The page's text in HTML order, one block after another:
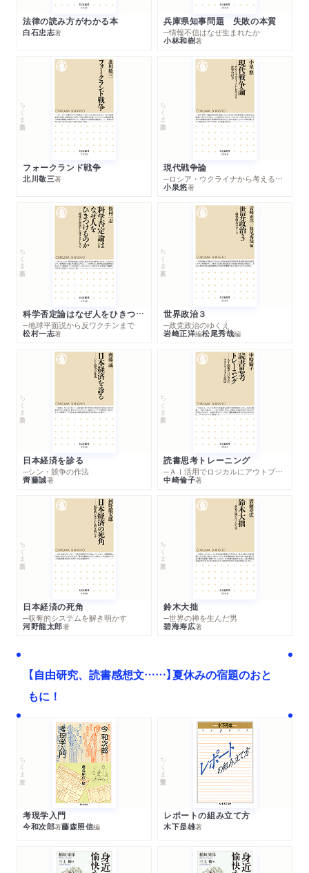
法律の読み方がわかる本
白石忠志著
兵庫県知事問題 失敗の本質
─情報不信はなぜ生まれたか
小林和樹著
ちくま新書
フォークランド戦争
北川敬三著
ちくま新書
現代戦争論
─ロシア・ウクライナから考える世界の行方
小泉悠著
ちくま新書
科学否定論はなぜ人をひきつけるのか
─地球平面説から反ワクチンまで
松村一志著
ちくま新書
世界政治３
─政党政治のゆくえ
岩崎正洋編松尾秀哉編
ちくま新書
日本経済を診る
─シン・競争の作法
齊藤誠著
ちくま新書
読書思考トレーニング
─ＡＩ活用でロジカルにアウトプットする技法
中崎倫子著
ちくま新書
日本経済の死角
─収奪的システムを解き明かす
河野龍太郎著
ちくま新書
鈴木大拙
─世界の禅を生んだ男
碧海寿広著
【自由研究、読書感想文……】夏休みの宿題のおと
もに！
ちくま文庫
考現学入門
今和次郎著藤森照信編
ちくま学芸文庫
レポートの組み立て方
木下是雄著